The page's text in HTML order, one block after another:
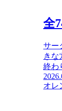
全
サー
きな
終わ
オレ